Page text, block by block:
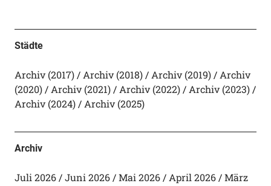
Städte
Archiv (2017) Archiv (2018) Archiv (2019)
Archiv
(2020)
Archiv (2021) Archiv (2022)
Archiv (2023)
Archiv (2024)
Archiv (2025)
Archiv
Juli 2026 Juni 2026 Mai 2026 April 2026
März